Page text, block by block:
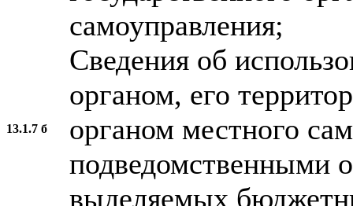
самоуправления;
13.1.7 б
Сведения об
органом, его
органом местного
подведомственными
выделяемых